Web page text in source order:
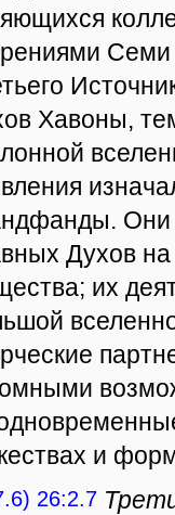
Хавоны,
Они
Духов
их
и
26:2.7